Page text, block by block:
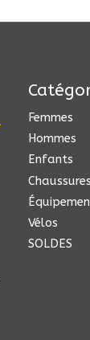
Femmes
Hommes
Enfants
Chaussures
Vélos
SOLDES